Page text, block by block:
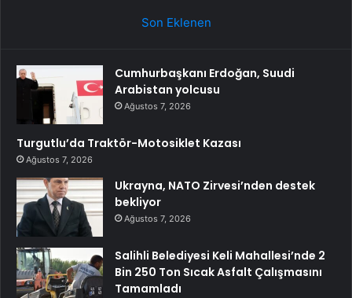
Son Eklenen
Cumhurbaşkanı Erdoğan, Suudi
Arabistan yolcusu
Ağustos 7, 2026
Turgutlu’da Traktör-Motosiklet Kazası
Ağustos 7, 2026
Ukrayna, NATO Zirvesi’nden destek
bekliyor
Ağustos 7, 2026
Salihli Belediyesi Keli Mahallesi’nde 2
Bin 250 Ton Sıcak Asfalt Çalışmasını
Tamamladı